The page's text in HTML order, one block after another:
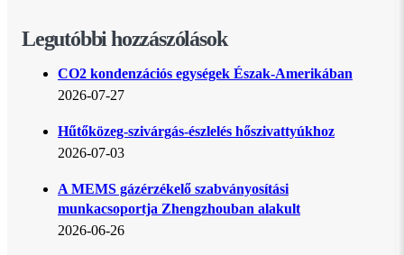
Legutóbbi hozzászólások
CO2 kondenzációs egységek Észak-Amerikában
2026-07-27
Hűtőközeg-szivárgás-észlelés hőszivattyúkhoz
2026-07-03
A MEMS gázérzékelő szabványosítási
munkacsoportja Zhengzhouban alakult
2026-06-26